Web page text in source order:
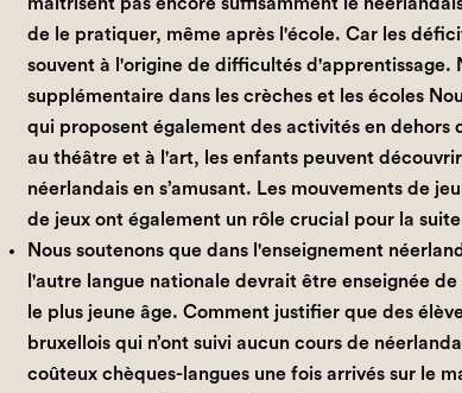
de le pratiquer, même après l'école. Car les
souvent à l'origine de difficultés d'apprentissage.
supplémentaire dans les crèches et les écoles
qui proposent également des activités en dehors
au théâtre et à l'art, les enfants peuvent
néerlandais en s’amusant. Les mouvements de
de jeux ont également un rôle crucial pour la
Nous soutenons que dans l'enseignement
l'autre langue nationale devrait être enseignée
le plus jeune âge. Comment justifier que des
bruxellois qui n’ont suivi aucun cours de
coûteux chèques-langues une fois arrivés sur le